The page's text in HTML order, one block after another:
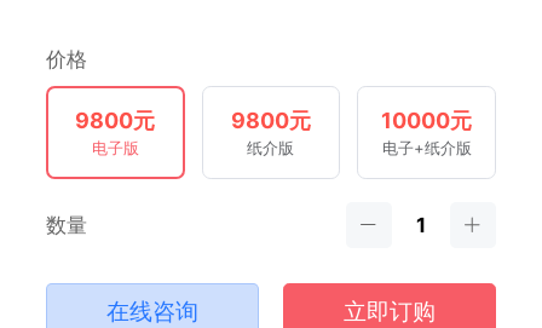
价格
9800元
电子版
9800元
纸介版
10000元
电子+纸介版
数量
在线咨询 立即订购